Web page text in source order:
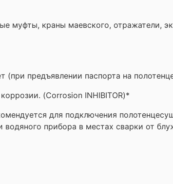
муфты, краны маевского, отражатели,
(при предъявлении паспорта на
(Corrosion INHIBITOR)*
для подключения
прибора в местах сварки от